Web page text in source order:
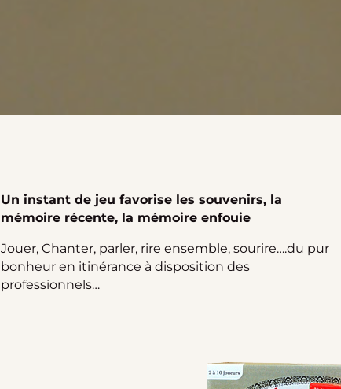
Un instant de jeu favorise les souvenirs, la
mémoire récente, la mémoire enfouie
Jouer, Chanter, parler, rire ensemble, sourire….du pur
bonheur en itinérance à disposition des
professionnels…